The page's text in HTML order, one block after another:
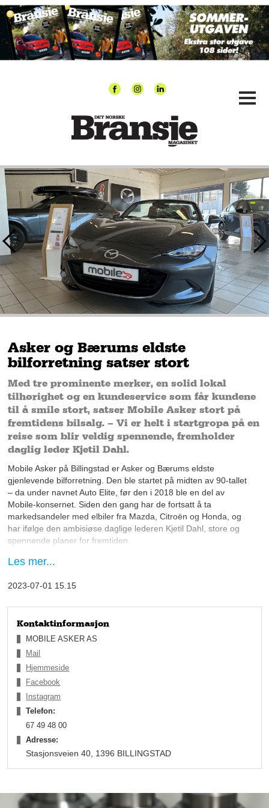
Asker og Bærums eldste
bilforretning satser stort
Med tre prominente merker, en solid lokal
tilhørighet og en kundeservice som får kundene
til å smile stort, satser Mobile Asker stort på
fremtidens bilsalg. – Vi er helt i startgropa på en
reise som blir veldig spennende, fremholder
daglig leder Kjetil Dahl.
Mobile Asker på Billingstad er Asker og Bærums eldste
gjenlevende bilforretning. Den ble startet på midten av 90-tallet
– da under navnet Auto Elite, før den i 2018 ble en del av
Mobile-konsernet. Siden den gang har de fortsatt å ta
markedsandeler med elbiler fra Mazda, Citroën og Honda, og
har ifølge den ambisiøse daglige lederen Kjetil Dahl, store og
spennende planer for fremtiden.
– Her er det mange ting som ligger til rette, med beliggenheten
strekker seg fra Asker, Bærum og Oslo, og på tross av at
Les mer...
2023-07-01 15.15
Kontaktinformasjon
MOBILE ASKER AS
Mail
Hjemmeside
Facebook
Instagram
Telefon:
67 49 48 00
Adresse:
Stasjonsveien 40, 1396 BILLINGSTAD